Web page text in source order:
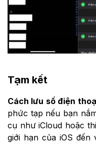
Tạm kết
Cách lưu số điện
phức tạp nếu bạn
cụ như iCloud hoặc
giới hạn của iOS đến